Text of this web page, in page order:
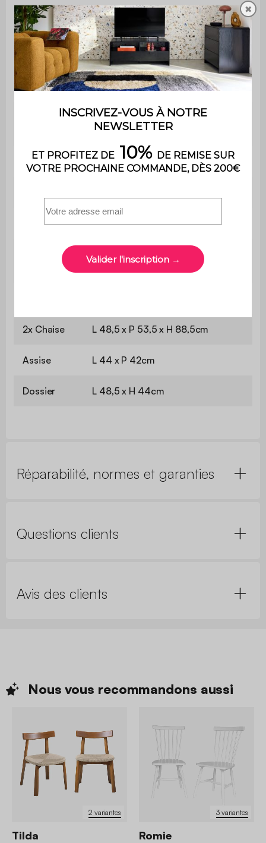
Hauteur
d'assise
46,5 cm
Profondeur
d'assise
42 cm
Poids max.
110 kg par place
Utilisation Intérieur
Garantie 2 ans
Montage
Le produit est livré monté, dans
son emballage d'origine
2x Chaise L 48,5 x P 53,5 x H 88,5cm
Assise L 44 x P 42cm
Dossier L 48,5 x H 44cm
Réparabilité, normes et garanties
Questions clients
Avis des clients
Nous vous recommandons aussi
2 variantes
Tilda
3 variantes
Romie
✖